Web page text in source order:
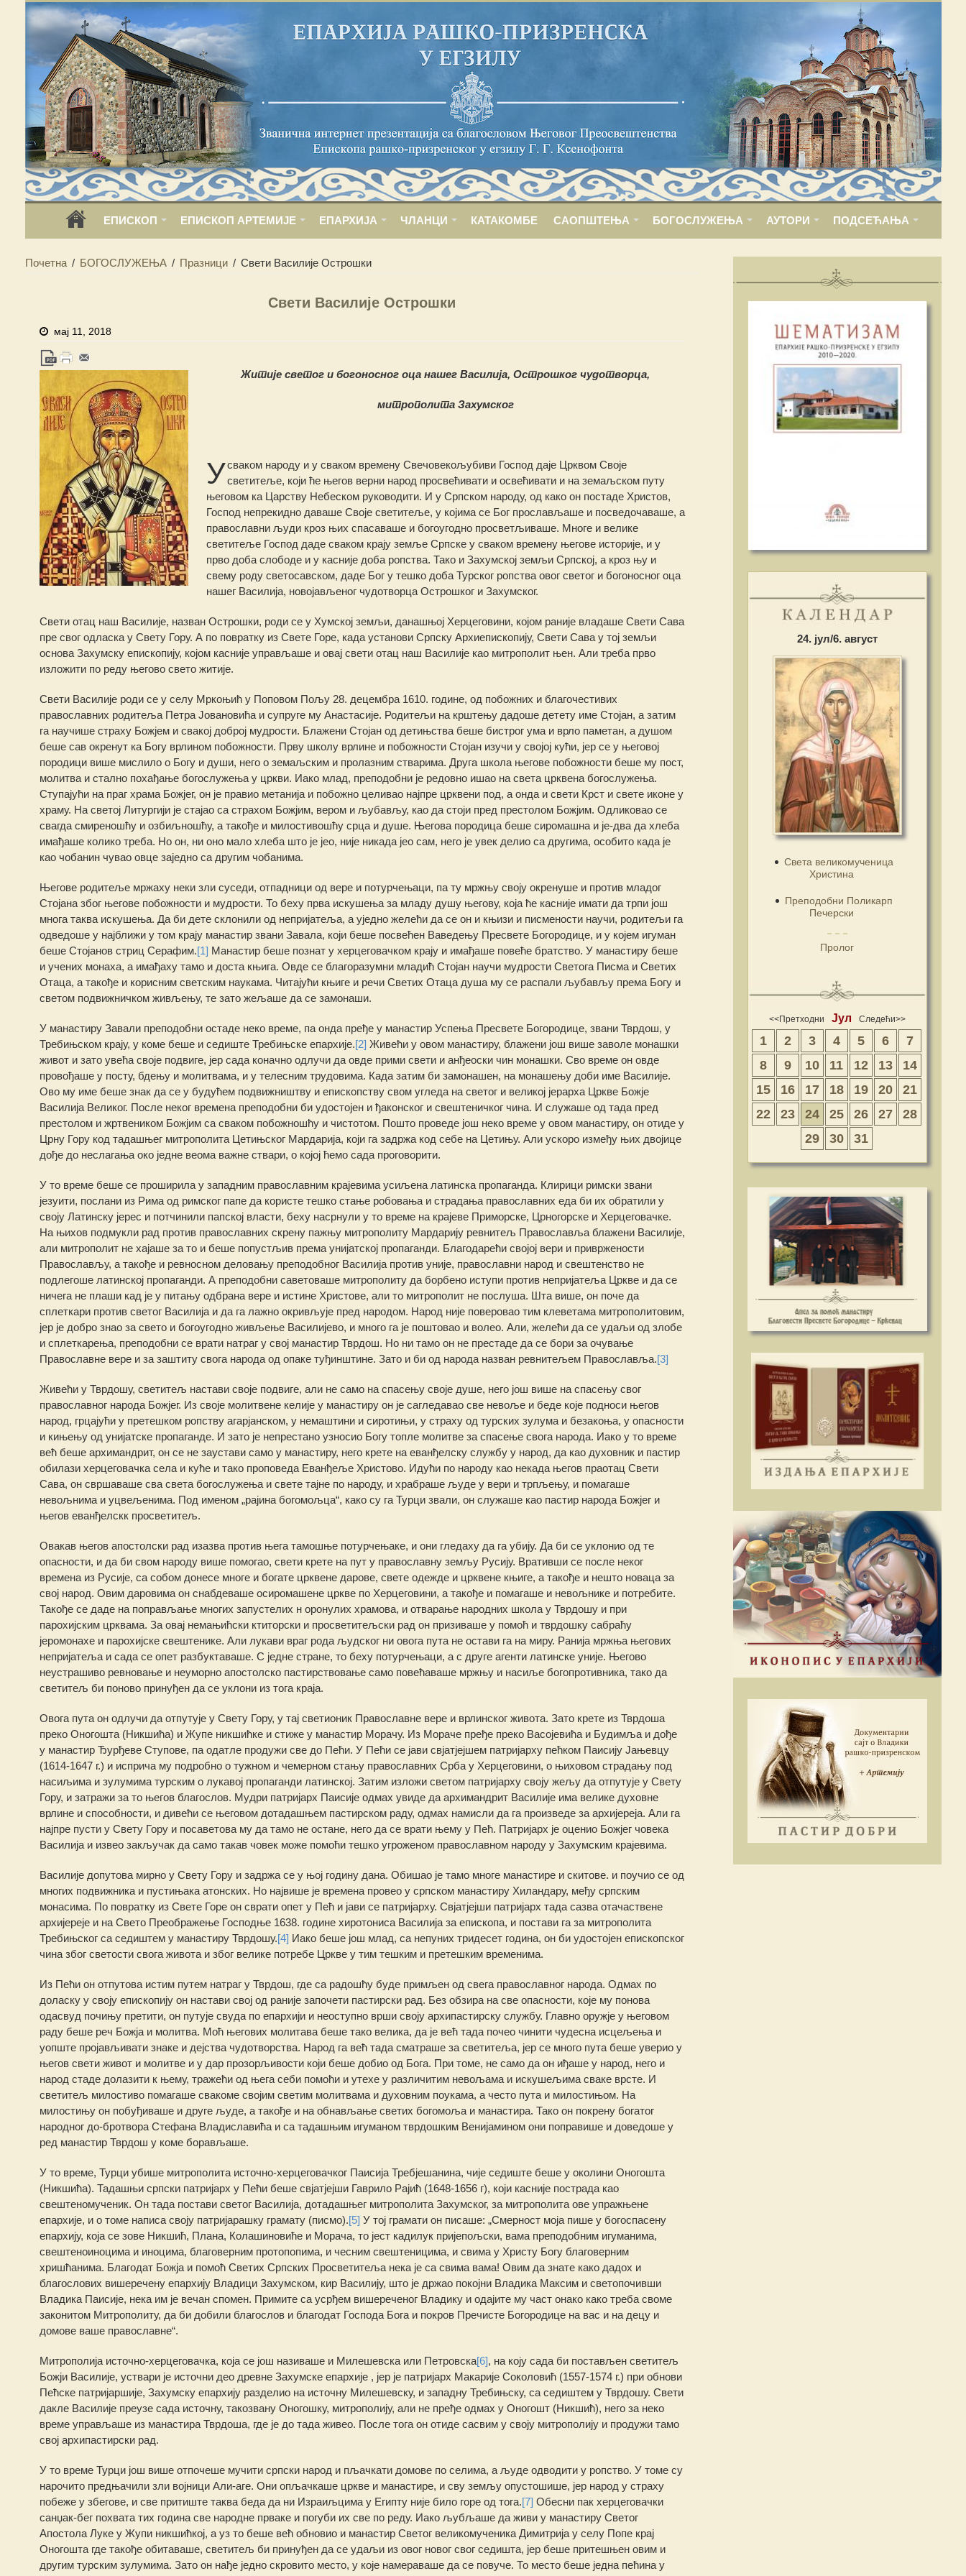
ЕПИСКОП ЕПИСКОП АРТЕМИЈЕ ЕПАРХИЈА ЧЛАНЦИ КАТАКОМБЕ САОПШТЕЊА БОГОСЛУЖЕЊА АУТОРИ ПОДСЕЋАЊА
Почетна / БОГОСЛУЖЕЊА / Празници / Свети Василије Острошки
Свети Василије Острошки
мај 11, 2018
Житије светог и богоносног оца нашег Василија, Острошког чудотворца,
митрополита Захумског
Усваком народу и у сваком времену Свечовекољубиви Господ даје Црквом Своје
светитеље, који ће његов верни народ просвећивати и освећивати и на земаљском путу
његовом ка Царству Небеском руководити. И у Српском народу, од како он постаде Христов,
Господ непрекидно даваше Своје светитеље, у којима се Бог прослављаше и посведочаваше, а
православни људи кроз њих спасаваше и богоугодно просветљиваше. Многе и велике
светитеље Господ даде сваком крају земље Српске у сваком времену његове историје, и у
прво доба слободе и у касније доба ропства. Тако и Захумској земљи Српској, а кроз њу и
свему роду светосавском, даде Бог у тешко доба Турског ропства овог светог и богоносног оца
нашег Василија, новојављеног чудотворца Острошког и Захумског.
Свети отац наш Василије, назван Острошки, роди се у Хумској земљи, данашњој Херцеговини, којом раније владаше Свети Сава
пре свог одласка у Свету Гору. А по повратку из Свете Горе, када установи Српску Архиепископију, Свети Сава у тој земљи
основа Захумску епископију, којом касније управљаше и овај свети отац наш Василије као митрополит њен. Али треба прво
изложити по реду његово свето житије.
Свети Василије роди се у селу Мркоњић у Поповом Пољу 28. децембра 1610. године, од побожних и благочестивих
православних родитеља Петра Јовановића и супруге му Анастасије. Родитељи на крштењу дадоше детету име Стојан, а затим
га научише страху Божјем и свакој доброј мудрости. Блажени Стојан од детињства беше бистрог ума и врло паметан, а душом
беше сав окренут ка Богу врлином побожности. Прву школу врлине и побожности Стојан изучи у својој кући, јер се у његовој
породици више мислило о Богу и души, него о земаљским и пролазним стварима. Друга школа његове побожности беше му пост,
молитва и стално похађање богослужења у цркви. Иако млад, преподобни је редовно ишао на света црквена богослужења.
Ступајући на праг храма Божјег, он је правио метанија и побожно целивао најпре црквени под, а онда и свети Крст и свете иконе у
храму. На светој Литургији је стајао са страхом Божјим, вером и љубављу, као да стоји пред престолом Божјим. Одликовао се
свагда смиреношћу и озбиљношћу, а такође и милостивошћу срца и душе. Његова породица беше сиромашна и је-два да хлеба
имађаше колико треба. Но он, ни оно мало хлеба што је јео, није никада јео сам, него је увек делио са другима, особито када је
као чобанин чувао овце заједно са другим чобанима.
Његове родитеље мржаху неки зли суседи, отпадници од вере и потурчењаци, па ту мржњу своју окренуше и против младог
Стојана због његове побожности и мудрости. То беху прва искушења за младу душу његову, која ће касније имати да трпи још
многа таква искушења. Да би дете склонили од непријатеља, а уједно желећи да се он и књизи и писмености научи, родитељи га
одведоше у најближи у том крају манастир звани Завала, који беше посвећен Ваведењу Пресвете Богородице, и у којем игуман
беше Стојанов стриц Серафим.[1] Манастир беше познат у херцеговачком крају и имађаше повеће братство. У манастиру беше
и учених монаха, а имађаху тамо и доста књига. Овде се благоразумни младић Стојан научи мудрости Светога Писма и Светих
Отаца, а такође и корисним светским наукама. Читајући књиге и речи Светих Отаца душа му се распали љубављу према Богу и
светом подвижничком живљењу, те зато жељаше да се замонаши.
У манастиру Завали преподобни остаде неко време, па онда пређе у манастир Успења Пресвете Богородице, звани Тврдош, у
Требињском крају, у коме беше и седиште Требињске епархије.[2] Живећи у овом манастиру, блажени још више заволе монашки
живот и зато увећа своје подвиге, јер сада коначно одлучи да овде прими свети и анђеоски чин монашки. Сво време он овде
провођаше у посту, бдењу и молитвама, и у телесним трудовима. Када затим би замонашен, на монашењу доби име Василије.
Ово му име беше знак да се у будућем подвижништву и епископству свом угледа на светог и великој јерарха Цркве Божје
Василија Великог. После неког времена преподобни би удостојен и ђаконског и свештеничког чина. И служаше од тада пред
престолом и жртвеником Божјим са сваком побожношћу и чистотом. Пошто проведе још неко време у овом манастиру, он отиде у
Црну Гору код тадашњег митрополита Цетињског Мардарија, који га задржа код себе на Цетињу. Али ускоро између њих двојице
дође до неслагања око једне веома важне ствари, о којој ћемо сада проговорити.
У то време беше се проширила у западним православним крајевима усиљена латинска пропаганда. Клирици римски звани
језуити, послани из Рима од римског папе да користе тешко стање робовања и страдања православних еда би их обратили у
своју Латинску јерес и потчинили папској власти, беху насрнули у то време на крајеве Приморске, Црногорске и Херцеговачке.
На њихов подмукли рад против православних скрену пажњу митрополиту Мардарију ревнитељ Православља блажени Василије,
али митрополит не хајаше за то и беше попустљив према унијатској пропаганди. Благодарећи својој вери и привржености
Православљу, а такође и ревносном деловању преподобног Василија против уније, православни народ и свештенство не
подлегоше латинској пропаганди. А преподобни саветоваше митрополиту да борбено иступи против непријатеља Цркве и да се
ничега не плаши кад је у питању одбрана вере и истине Христове, али то митрополит не послуша. Шта више, он поче да
сплеткари против светог Василија и да га лажно окривљује пред народом. Народ није поверовао тим клеветама митрополитовим,
јер је добро знао за свето и богоугодно живљење Василијево, и много га је поштовао и волео. Али, желећи да се удаљи од злобе
и сплеткарења, преподобни се врати натраг у свој манастир Тврдош. Но ни тамо он не престаде да се бори за очување
Православне вере и за заштиту свога народа од опаке туђинштине. Зато и би од народа назван ревнитељем Православља.[3]
Живећи у Тврдошу, светитељ настави своје подвиге, али не само на спасењу своје душе, него још више на спасењу свог
православног народа Божјег. Из своје молитвене келије у манастиру он је сагледавао све невоље и беде које подноси његов
народ, грцајући у претешком ропству агарјанском, у немаштини и сиротињи, у страху од турских зулума и безакоња, у опасности
и кињењу од унијатске пропаганде. И зато је непрестано узносио Богу топле молитве за спасење свога народа. Иако у то време
већ беше архимандрит, он се не заустави само у манастиру, него крете на еванђелску службу у народ, да као духовник и пастир
обилази херцеговачка села и куће и тако проповеда Еванђеље Христово. Идући по народу као некада његов праотац Свети
Сава, он свршаваше сва света богослужења и свете тајне по народу, и храбраше људе у вери и трпљењу, и помагаше
невољнима и уцвељенима. Под именом „рајина богомољца“, како су га Турци звали, он служаше као пастир народа Божјег и
његов еванђелскк просветитељ.
Овакав његов апостолски рад изазва против њега тамошње потурчењаке, и они гледаху да га убију. Да би се уклонио од те
опасности, и да би свом народу више помогао, свети крете на пут у православну земљу Русију. Вративши се после неког
времена из Русије, са собом донесе многе и богате црквене дарове, свете одежде и црквене књиге, а такође и нешто новаца за
свој народ. Овим даровима он снабдеваше осиромашене цркве по Херцеговини, а такође и помагаше и невољнике и потребите.
Такође се даде на поправљање многих запустелих н оронулих храмова, и отварање народних школа у Тврдошу и при
парохијским црквама. За овај немањићски ктиторски и просветитељски рад он призиваше у помоћ и тврдошку сабраћу
јеромонахе и парохијске свештенике. Али лукави враг рода људског ни овога пута не остави га на миру. Ранија мржња његових
непријатеља и сада се опет разбуктаваше. С једне стране, то беху потурчењаци, а с друге агенти латинске уније. Његово
неустрашиво ревновање и неуморно апостолско пастирствовање само повећаваше мржњу и насиље богопротивника, тако да
светитељ би поново принуђен да се уклони из тога краја.
Овога пута он одлучи да отпутује у Свету Гору, у тај светионик Православне вере и врлинског живота. Зато крете из Тврдоша
преко Оногошта (Никшића) и Жупе никшићке и стиже у манастир Морачу. Из Мораче пређе преко Васојевића и Будимља и дође
у манастир Ђурђеве Ступове, па одатле продужи све до Пећи. У Пећи се јави свјатјејшем патријарху пећком Паисију Јањевцу
(1614-1647 г.) и исприча му подробно о тужном и чемерном стању православних Срба у Херцеговини, о њиховом страдању под
насиљима и зулумима турским о лукавој пропаганди латинској. Затим изложи светом патријарху своју жељу да отпутује у Свету
Гору, и затражи за то његов благослов. Мудри патријарх Паисије одмах увиде да архимандрит Василије има велике духовне
врлине и способности, и дивећи се његовом дотадашњем пастирском раду, одмах намисли да га произведе за архијереја. Али га
најпре пусти у Свету Гору и посаветова му да тамо не остане, него да се врати њему у Пећ. Патријарх је оценио Божјег човека
Василија и извео закључак да само такав човек може помоћи тешко угроженом православном народу у Захумским крајевима.
Василије допутова мирно у Свету Гору и задржа се у њој годину дана. Обишао је тамо многе манастире и скитове. и поучио се од
многих подвижника и пустињака атонских. Но највише је времена провео у српском манастиру Хиландару, међу српским
монасима. По повратку из Свете Горе он сврати опет у Пећ и јави се патријарху. Свјатјејши патријарх тада сазва отачаствене
архијереје и на Свето Преображење Господње 1638. године хиротониса Василија за епископа, и постави га за митрополита
Требињског са седиштем у манастиру Тврдошу.[4] Иако беше још млад, са непуних тридесет година, он би удостојен епископског
чина због светости свога живота и због велике потребе Цркве у тим тешким и претешким временима.
Из Пећи он отпутова истим путем натраг у Тврдош, где са радошћу буде примљен од свега православног народа. Одмах по
доласку у своју епископију он настави свој од раније започети пастирски рад. Без обзира на све опасности, које му понова
одасвуд почињу претити, он путује свуда по епархији и неоступно врши своју архипастирску службу. Главно оружје у његовом
раду беше реч Божја и молитва. Моћ његових молитава беше тако велика, да је већ тада почео чинити чудесна исцељења и
уопште пројављивати знаке и дејства чудотворства. Народ га већ тада сматраше за светитеља, јер се много пута беше уверио у
његов свети живот и молитве и у дар прозорљивости који беше добио од Бога. При томе, не само да он иђаше у народ, него и
народ стаде долазити к њему, тражећи од њега себи помоћи и утехе у различитим невољама и искушељима сваке врсте. И
светитељ милостиво помагаше свакоме својим светим молитвама и духовним поукама, а често пута и милостињом. На
милостињу он побуђиваше и друге људе, а такође и на обнављање светих богомоља и манастира. Тако он покрену богатог
народног до-бротвора Стефана Владиславића и са тадашњим игуманом тврдошким Венијамином они поправише и доведоше у
ред манастир Тврдош у коме борављаше.
У то време, Турци убише митрополита источно-херцеговачког Паисија Требјешанина, чије седиште беше у околини Оногошта
(Никшића). Тадашњи српски патријарх у Пећи беше свјатјејши Гаврило Рајић (1648-1656 г), који касније пострада као
свештеномученик. Он тада постави светог Василија, дотадашњег митрополита Захумског, за митрополита ове упражњене
епархије, и о томе написа своју патријарашку грамату (писмо).[5] У тој грамати он писаше: „Смерност моја пише у богоспасену
епархију, која се зове Никшић, Плана, Колашиновиће и Морача, то јест кадилук пријепољски, вама преподобним игуманима,
свештеноиноцима и иноцима, благоверним протопопима, и чесним свештеницима, и свима у Христу Богу благоверним
хришћанима. Благодат Божја и помоћ Светих Српских Просветитеља нека је са свима вама! Овим да знате како дадох и
благослових вишеречену епархију Владици Захумском, кир Василију, што је држао покојни Владика Максим и светопочивши
Владика Паисије, нека им је вечан спомен. Примите са усрђем вишереченог Владику и одајите му част онако како треба своме
законитом Митрополиту, да би добили благослов и благодат Господа Бога и покров Пречисте Богородице на вас и на децу и
домове ваше православне“.
Митрополија источно-херцеговачка, која се још називаше и Милешевска или Петровска[6], на коју сада би постављен светитељ
Божји Василије, уствари је источни део древне Захумске епархије , јер је патријарх Макарије Соколовић (1557-1574 г.) при обнови
Пећске патријаршије, Захумску епархију разделио на источну Милешевску, и западну Требињску, са седиштем у Тврдошу. Свети
дакле Василије преузе сада источну, такозвану Оногошку, митрополију, али не пређе одмах у Оногошт (Никшић), него за неко
време управљаше из манастира Тврдоша, где је до тада живео. После тога он отиде сасвим у своју митрополију и продужи тамо
свој архипастирски рад.
У то време Турци још више отпочеше мучити српски народ и пљачкати домове по селима, а људе одводити у ропство. У томе су
нарочито предњачили зли војници Али-аге. Они опљачкаше цркве и манастире, и сву земљу опустошише, јер народ у страху
побеже у збегове, и све притиште таква беда да ни Израиљцима у Египту није било горе од тога.[7] Обесни пак херцеговачки
санџак-бег похвата тих година све народне прваке и погуби их све по реду. Иако љубљаше да живи у манастиру Светог
Апостола Луке у Жупи никшићкој, а уз то беше већ обновио и манастир Светог великомученика Димитрија у селу Попе крај
Оногошта где такође обитаваше, светитељ би принуђен да се удаљи из овог новог свог седишта, јер беше притешњен овим и
другим турским зулумима. Зато он нађе једно скровито место, у које намераваше да се повуче. То место беше једна пећина у
24. јул/6. август
Света великомученица
Христина
Преподобни Поликарп
Печерски
Пролог
<<Претходни Јул Следећи>>
1 2 3 4 5 6
7
8
9 10 11 12 13
14
15
16 17 18 19 20
21
22
23 24 25 26 27
28
29
30 31